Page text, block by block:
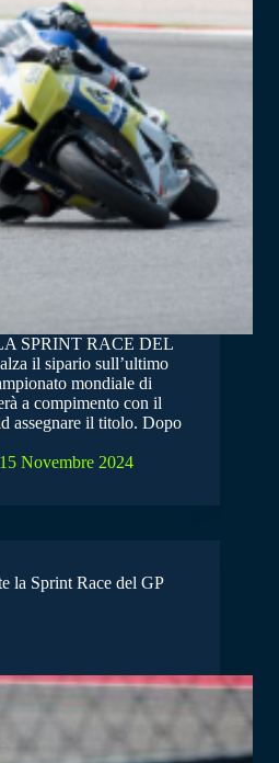
SPRINT RACE DEL
il sipario sull’ultimo
mondiale di
a compimento con il
assegnare il titolo. Dopo
15 Novembre 2024
la Sprint Race del GP